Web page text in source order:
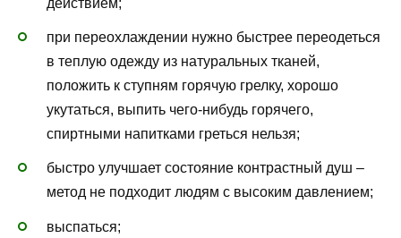
действием;
при переохлаждении нужно быстрее переодеться
в теплую одежду из натуральных тканей,
положить к ступням горячую грелку, хорошо
укутаться, выпить чего-нибудь горячего,
спиртными напитками греться нельзя;
быстро улучшает состояние контрастный душ –
метод не подходит людям с высоким давлением;
выспаться;